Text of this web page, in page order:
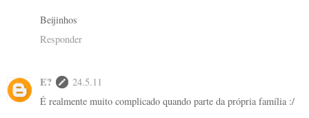
Beijinhos
Responder
E?
24.5.11
É realmente muito complicado quando parte da própria família :/